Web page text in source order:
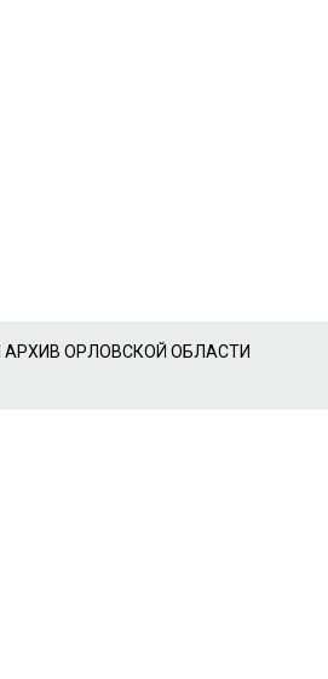
ОРЛОВСКОЙ ОБЛАСТИ